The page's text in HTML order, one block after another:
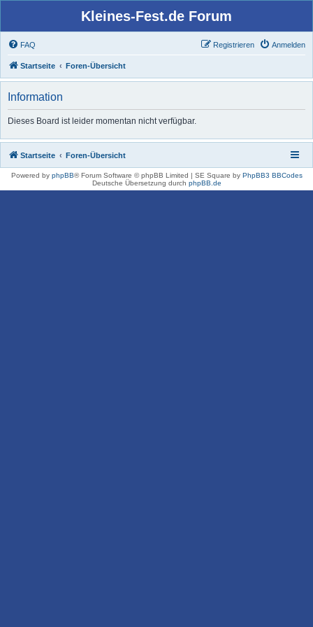
Kleines-Fest.de Forum
FAQ Anmelden
Registrieren
Startseite Foren-Übersicht
Information
Dieses Board ist leider momentan nicht verfügbar.
Startseite Foren-Übersicht
Powered by phpBB® Forum Software © phpBB Limited | SE Square by PhpBB3 BBCodes
Deutsche Übersetzung durch phpBB.de